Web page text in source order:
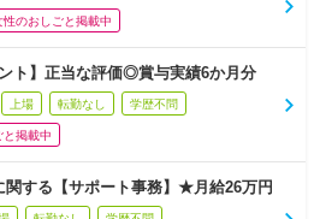
性のおしごと掲載中
ト】正当な評価◎賞与実績6か月分
上場 転勤なし 学歴不問
と掲載中
関する【サポート事務】★月給26万円